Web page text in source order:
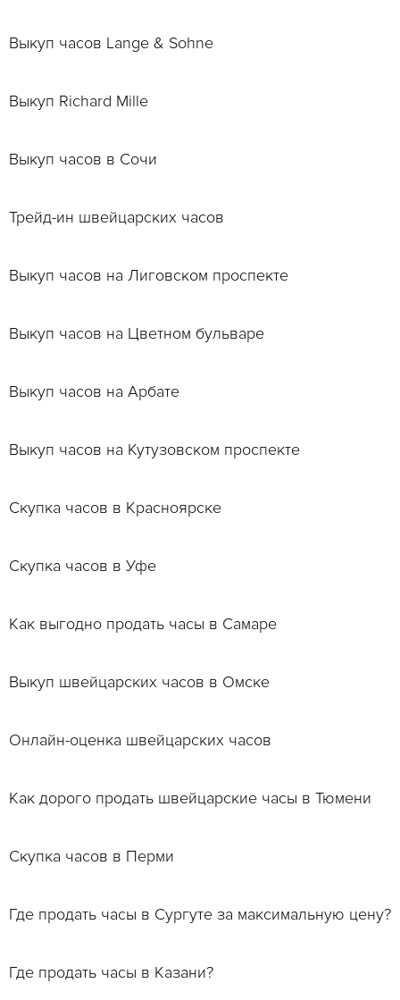
Выкуп часов Lange & Sohne
Выкуп Richard Mille
Выкуп часов в Сочи
Трейд-ин швейцарских часов
Выкуп часов на Лиговском проспекте
Выкуп часов на Цветном бульваре
Выкуп часов на Арбате
Выкуп часов на Кутузовском проспекте
Скупка часов в Красноярске
Скупка часов в Уфе
Как выгодно продать часы в Самаре
Выкуп швейцарских часов в Омске
Онлайн-оценка швейцарских часов
Как дорого продать швейцарские часы в Тюмени
Скупка часов в Перми
Где продать часы в Сургуте за максимальную цену?
Где продать часы в Казани?